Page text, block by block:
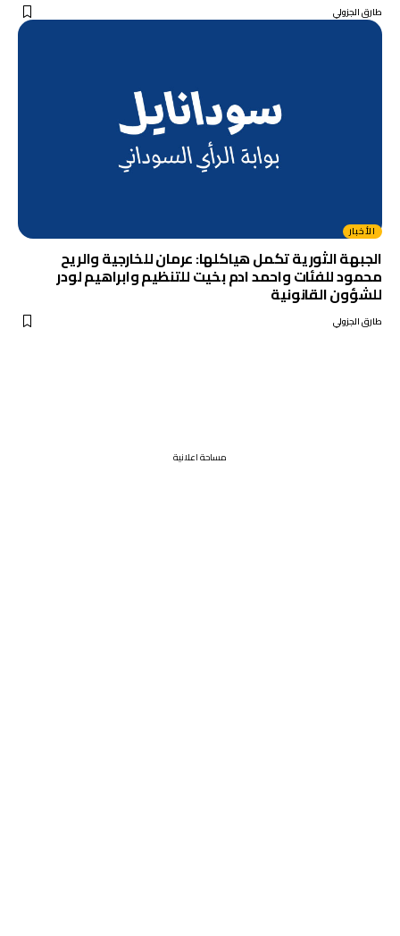
طارق الجزولي
الأخبار
الجبهة الثورية تكمل هياكلها: عرمان للخارجية والريح
محمود للفئات واحمد ادم بخيت للتنظيم وابراهيم لودر
للشؤون القانونية
طارق الجزولي
مساحة اعلانية